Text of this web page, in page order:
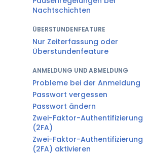
Nachtschichten
ÜBERSTUNDENFEATURE
Nur Zeiterfassung oder
Überstundenfeature
ANMELDUNG UND ABMELDUNG
Probleme bei der Anmeldung
Passwort vergessen
Passwort ändern
Zwei-Faktor-Authentifizierung
(2FA)
Zwei-Faktor-Authentifizierung
(2FA) aktivieren